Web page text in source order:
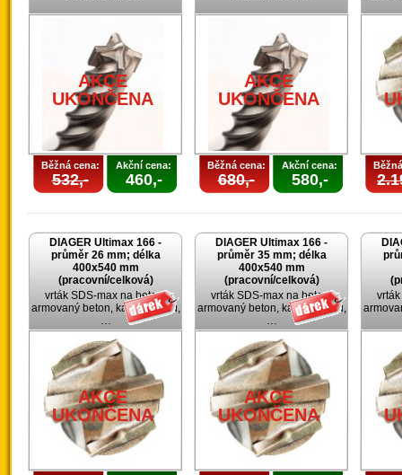
AKCE
UKONČENA
Běžná cena:
532,-
Akční cena:
460,-
AKCE
UKONČENA
Běžná cena:
680,-
Akční cena:
580,-
DIAGER Ultimax 166 -
průměr 26 mm; délka
400x540 mm
(pracovní/celková)
vrták SDS-max na beton,
armovaný beton, kámen, cihlu,
…
AKCE
UKONČENA
DIAGER Ultimax 166 -
průměr 35 mm; délka
400x540 mm
(pracovní/celková)
vrták SDS-max na beton,
armovaný beton, kámen, cihlu,
…
AKCE
UKONČENA